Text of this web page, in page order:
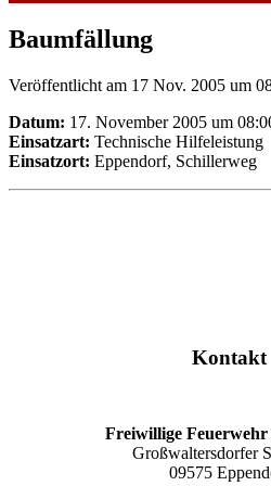
Baumfällung
Veröffentlicht am 17 Nov. 2005 um
Datum: 17. November 2005 um
Einsatzart: Technische Hilfeleistung
Einsatzort: Eppendorf, Schillerweg
Kontakt
Freiwillige
Großwaltersdorfer
09575